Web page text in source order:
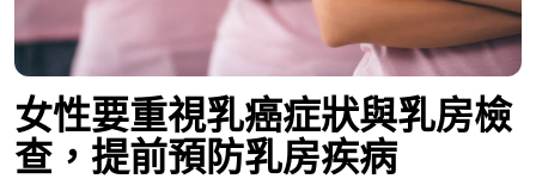
女性要重視乳癌症狀與乳房檢
查，提前預防乳房疾病